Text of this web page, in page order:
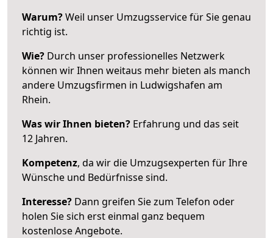
Warum?Weil unser Umzugsservice für Sie genau
richtig ist.
Wie? Durch unser professionelles Netzwerk
können wir Ihnen weitaus mehr bieten als manch
andere Umzugsfirmen in Ludwigshafen am
Rhein.
Was wir Ihnen bieten? Erfahrung und das seit
12 Jahren.
Kompetenz, da wir die Umzugsexperten für Ihre
Wünsche und Bedürfnisse sind.
Interesse? Dann greifen Sie zum Telefon oder
holen Sie sich erst einmal ganz bequem
kostenlose Angebote.